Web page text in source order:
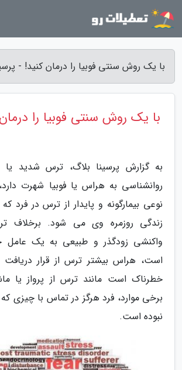
با یک روش سنتی فوبیا را درمان کنید! -
با یک روش سنتی فوبیا را
به گزارش پرسینا بلاگ، ترس شدید یا
روانشناسی به هراس یا فوبیا شهرت
نوعی بیمارگونه و پایدار از ترس در فرد
زندگی روزمره وی می شود. برخلاف
واکنشی زودگذر و طبیعی به یک عامل
است، هراس بیشتر ترس از قرار
خطرناک است مانند ترس از پرواز یا
برخی موارد، فرد هرگز در تماس با چیزی
نبوده است.